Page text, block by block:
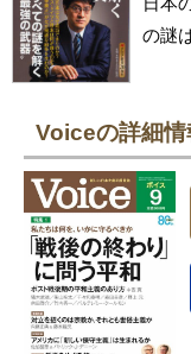
の謎
Voiceの詳細情